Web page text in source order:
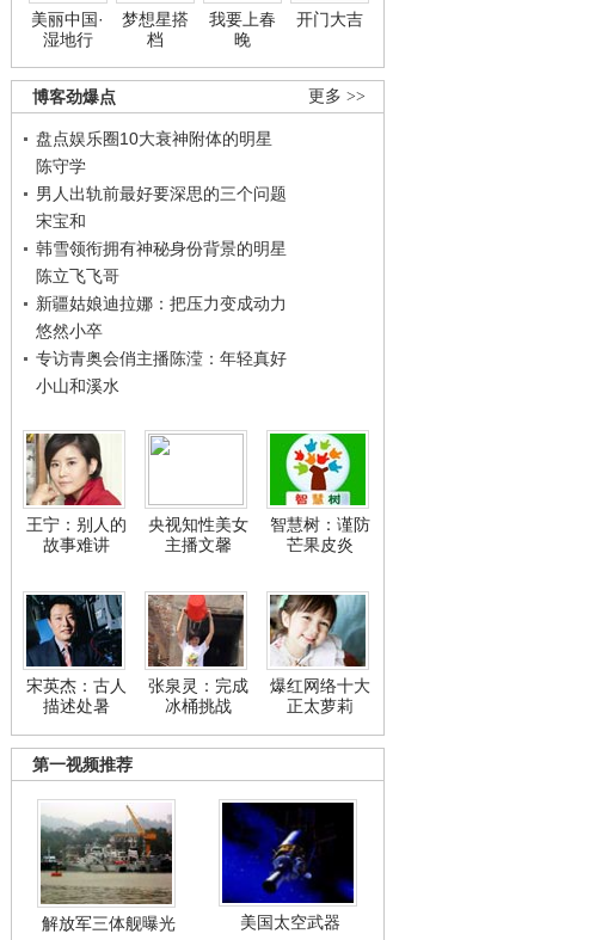
美丽中国·
湿地行
梦想星搭
档
我要上春
晚
开门大吉
更多 >>
博客劲爆点
盘点娱乐圈10大衰神附体的明星
陈守学
男人出轨前最好要深思的三个问题
宋宝和
韩雪领衔拥有神秘身份背景的明星
陈立飞飞哥
新疆姑娘迪拉娜：把压力变成动力
悠然小卒
专访青奥会俏主播陈滢：年轻真好
小山和溪水
王宁：别人的
故事难讲
央视知性美女
主播文馨
智慧树：谨防
芒果皮炎
宋英杰：古人
描述处暑
张泉灵：完成
冰桶挑战
爆红网络十大
正太萝莉
第一视频推荐
解放军三体舰曝光 美国太空武器